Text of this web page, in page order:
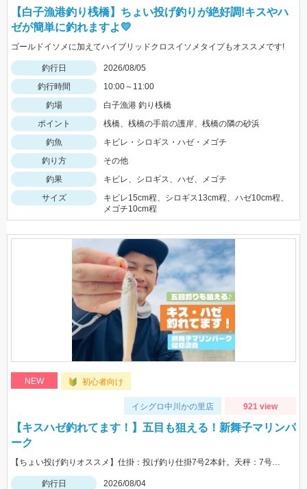
【白子漁港釣り桟橋】ちょい投げ釣りが絶好調!キスやハ
ゼが簡単に釣れますよ💛
ゴールドイソメに加えてハイブリッドクロスイソメタイプもオススメです!
釣行日
2026/08/05
釣行時間
10:00～11:00
釣場
白子漁港 釣り桟橋
ポイント
桟橋、桟橋の手前の護岸、桟橋の隣の砂浜
釣魚
キビレ・シロギス・ハゼ・メゴチ
釣り方
その他
釣果
キビレ、シロギス、ハゼ、メゴチ
サイズ
キビレ15cm程、シロギス13cm程、ハゼ10cm程、
メゴチ10cm程
NEW 初心者向け
イシグロ中川かの里店 921 view
【キスハゼ釣れてます！】五目も狙える！新舞子マリンパ
ーク
【ちょい投げ釣りオススメ】仕掛：投げ釣り仕掛7号2本針。天秤：7号。エサ：石ゴカイorゴールドイソメ。誘い方：サビいて止めての繰り返し。
釣行日
2026/08/04